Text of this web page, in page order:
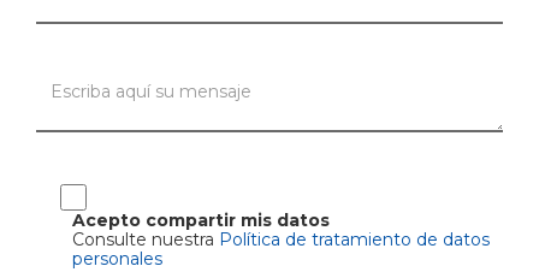
Acepto compartir mis datos
Consulte nuestra Política de tratamiento de datos
personales